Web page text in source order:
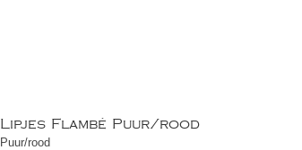
Lipjes Flambé Puur/rood
Puur/rood